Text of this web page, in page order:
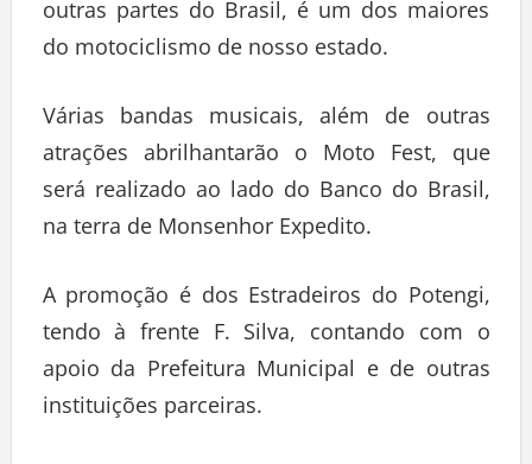
outras partes do Brasil, é um dos maiores
do motociclismo de nosso estado.
Várias bandas musicais, além de outras
atrações abrilhantarão o Moto Fest, que
será realizado ao lado do Banco do Brasil,
na terra de Monsenhor Expedito.
A promoção é dos Estradeiros do Potengi,
tendo à frente F. Silva, contando com o
apoio da Prefeitura Municipal e de outras
instituições parceiras.